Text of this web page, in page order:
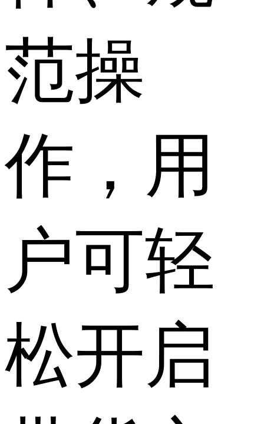
范操
作，用
户可轻
松开启